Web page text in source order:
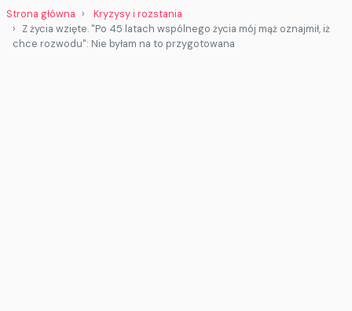
Strona główna
Kryzysy i rozstania
Z życia wzięte. "Po 45 latach wspólnego życia mój mąż oznajmił, iż
chce rozwodu": Nie byłam na to przygotowana